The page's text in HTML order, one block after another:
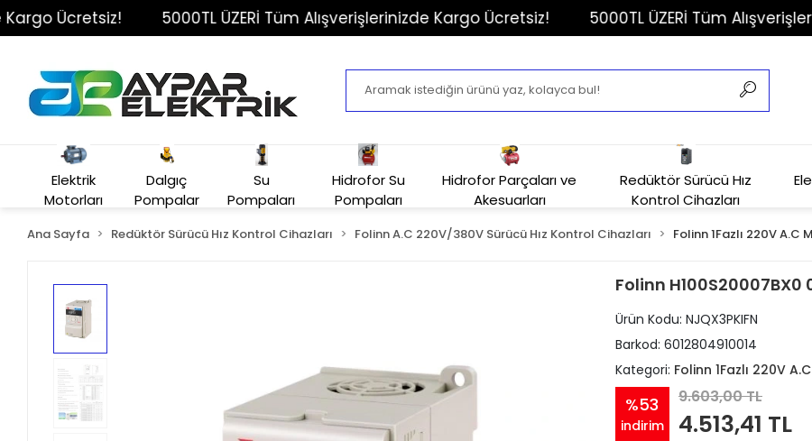
Ücretsiz! 5000TL ÜZERİ Tüm Alışverişlerinizde Kargo Ücretsiz! 5000TL ÜZERİ Tüm
Elektrik
Motorları
Dalgıç
Pompalar
Su
Pompaları
Hidrofor Su
Pompaları
Hidrofor Parçaları ve
Akesuarları
Redüktör Sürücü Hız
Kontrol Cihazları
Ana Sayfa Redüktör Sürücü Hız Kontrol Cihazları Folinn A.C 220V/380V Sürücü Hız Kontrol Cihazları Folinn 1Fazlı 220V A.C
Folinn H100S20007BX0
Ürün Kodu: NJQX3PKIFN
Barkod: 6012804910014
Kategori: Folinn 1Fazlı 220V
%53
indirim
9.603,00 TL
4.513,41 TL